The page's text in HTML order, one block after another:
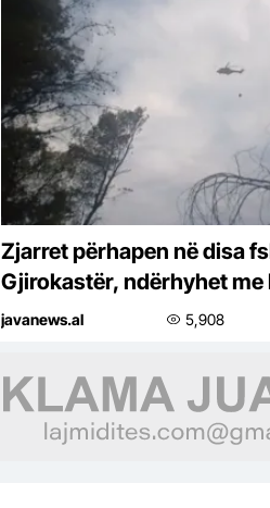
Zjarret përhapen në disa
Gjirokastër, ndërhyhet
për shuarjen e flakëve
javanews.al 5,908